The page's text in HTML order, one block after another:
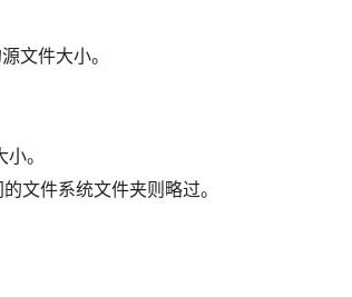
文件大小。
。
文件系统文件夹则略过。